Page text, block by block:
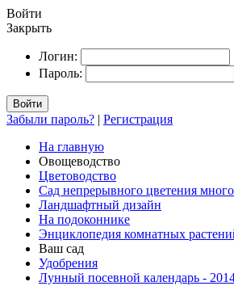
Войти
Закрыть
Логин:
Пароль:
Войти
Забыли пароль? | Регистрация
На главную
Овощеводство
Цветоводство
Сад непрерывного цветения
Ландшафтный дизайн
На подоконнике
Энциклопедия комнатных
Ваш сад
Удобрения
Лунный посевной календарь -